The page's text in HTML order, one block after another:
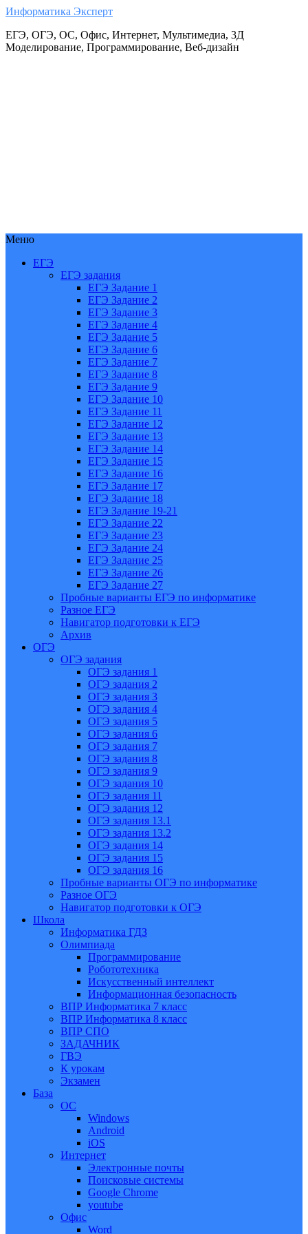
Информатика Эксперт
ЕГЭ, ОГЭ, ОС, Офис, Интернет, Мультимедиа, 3Д
Моделирование, Программирование, Веб-дизайн
Меню
ЕГЭ
ЕГЭ задания
ЕГЭ Задание 1
ЕГЭ Задание 2
ЕГЭ Задание 3
ЕГЭ Задание 4
ЕГЭ Задание 5
ЕГЭ Задание 6
ЕГЭ Задание 7
ЕГЭ Задание 8
ЕГЭ Задание 9
ЕГЭ Задание 10
ЕГЭ Задание 11
ЕГЭ Задание 12
ЕГЭ Задание 13
ЕГЭ Задание 14
ЕГЭ Задание 15
ЕГЭ Задание 16
ЕГЭ Задание 17
ЕГЭ Задание 18
ЕГЭ Задание 19-21
ЕГЭ Задание 22
ЕГЭ Задание 23
ЕГЭ Задание 24
ЕГЭ Задание 25
ЕГЭ Задание 26
ЕГЭ Задание 27
Пробные варианты ЕГЭ по информатике
Разное ЕГЭ
Навигатор подготовки к ЕГЭ
Архив
ОГЭ
ОГЭ задания
ОГЭ задания 1
ОГЭ задания 2
ОГЭ задания 3
ОГЭ задания 4
ОГЭ задания 5
ОГЭ задания 6
ОГЭ задания 7
ОГЭ задания 8
ОГЭ задания 9
ОГЭ задания 10
ОГЭ задания 11
ОГЭ задания 12
ОГЭ задания 13.1
ОГЭ задания 13.2
ОГЭ задания 14
ОГЭ задания 15
ОГЭ задания 16
Пробные варианты ОГЭ по информатике
Разное ОГЭ
Навигатор подготовки к ОГЭ
Школа
Информатика ГДЗ
Олимпиада
Программирование
Робототехника
Искусственный интеллект
Информационная безопасность
ВПР Информатика 7 класс
ВПР Информатика 8 класс
ВПР СПО
ЗАДАЧНИК
ГВЭ
К урокам
Экзамен
База
ОС
Windows
Android
iOS
Интернет
Электронные почты
Поисковые системы
Google Chrome
youtube
Офис
Word